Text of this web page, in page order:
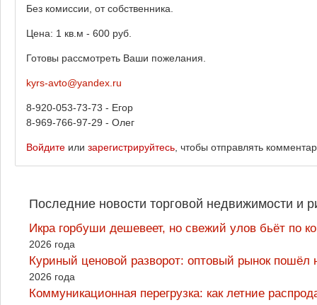
Без комиссии, от собственника.
Цена: 1 кв.м - 600 руб.
Готовы рассмотреть Ваши пожелания.
kyrs-avto@yandex.ru
8-920-053-73-73 - Егор
8-969-766-97-29 - Олег
Войдите или зарегистрируйтесь , чтобы отправлять
Последние новости торговой недвижимости и
Икра горбуши дешевеет, но свежий улов бьёт по
2026 года
Куриный ценовой разворот: оптовый рынок
2026 года
Коммуникационная перегрузка: как летние